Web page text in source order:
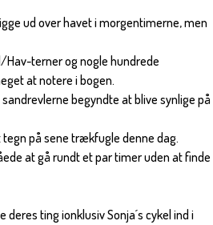
ud over havet i morgentimerne, men
terner og nogle hundrede
at notere i bogen.
begyndte at blive synlige på
på sene trækfugle denne dag.
at gå rundt et par timer uden at finde
ting ionklusiv Sonja´s cykel ind i